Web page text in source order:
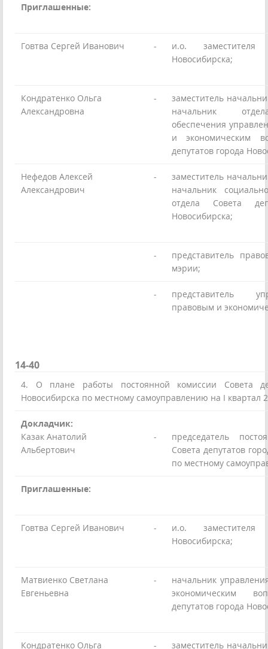
Приглашенные:
Говтва Сергей Иванович -
и.о.
Новосибирска;
Кондратенко Ольга
Александровна
-
заместитель
начальник
обеспечения
и экономическим
депутатов города
Нефедов Алексей
Александрович
-
заместитель
начальник
отдела Совета
Новосибирска;
-
представитель
мэрии;
-
представитель
правовым и
14-40
4. О плане работы постоянной комиссии Совета
Новосибирска по местному самоуправлению на I квартал
Докладчик:
Казак Анатолий
Альбертович
-
председатель
Совета депутатов
по местному
Приглашенные:
Говтва Сергей Иванович -
и.о.
Новосибирска;
Матвиенко Светлана
Евгеньевна
-
начальник
экономическим
депутатов города
Кондратенко Ольга
-
заместитель